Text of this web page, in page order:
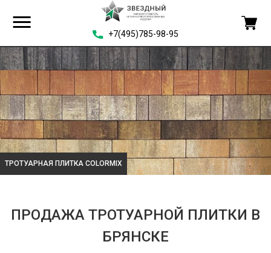
+7(495)785-98-95
COLORMIX ТРОТУАРНАЯ
ПРОДАЖА ТРОТУАРНОЙ ПЛИТКИ В
БРЯНСКЕ